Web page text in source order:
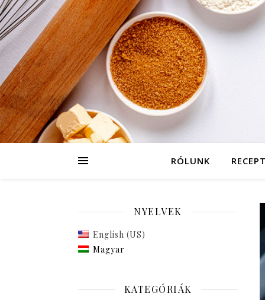
RÓLUNK
NYELVEK
English (US)
Magyar
KATEGÓRIÁK